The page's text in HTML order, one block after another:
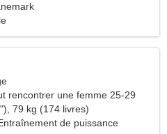
rencontrer une femme 25-29
79 kg (174 livres)
de puissance